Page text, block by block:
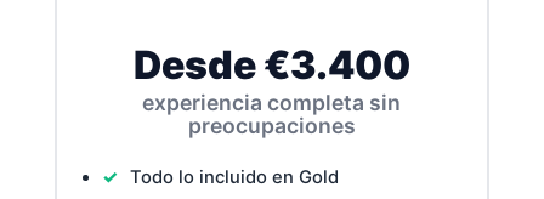
Desde €3.400
experiencia completa sin
preocupaciones
Todo lo incluido en Gold